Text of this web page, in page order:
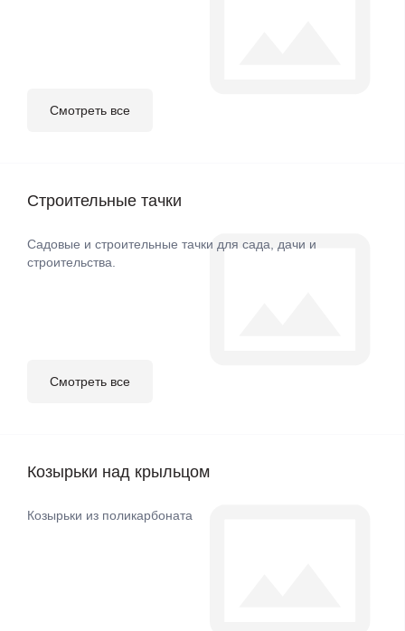
Смотреть все
Строительные тачки
Садовые и строительные тачки для сада, дачи и
строительства.
Смотреть все
Козырьки над крыльцом
Козырьки из поликарбоната